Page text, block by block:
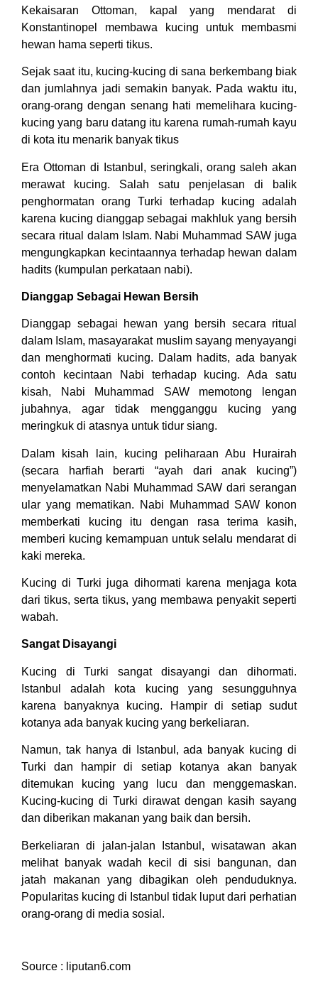
Kekaisaran Ottoman, kapal yang mendarat di
Konstantinopel membawa kucing untuk membasmi
hewan hama seperti tikus.
Sejak saat itu, kucing-kucing di sana berkembang biak
dan jumlahnya jadi semakin banyak. Pada waktu itu,
orang-orang dengan senang hati memelihara kucing-
kucing yang baru datang itu karena rumah-rumah kayu
di kota itu menarik banyak tikus
Era Ottoman di Istanbul, seringkali, orang saleh akan
merawat kucing. Salah satu penjelasan di balik
penghormatan orang Turki terhadap kucing adalah
karena kucing dianggap sebagai makhluk yang bersih
secara ritual dalam Islam. Nabi Muhammad SAW juga
mengungkapkan kecintaannya terhadap hewan dalam
hadits (kumpulan perkataan nabi).
Dianggap Sebagai Hewan Bersih
Dianggap sebagai hewan yang bersih secara ritual
dalam Islam, masayarakat muslim sayang menyayangi
dan menghormati kucing. Dalam hadits, ada banyak
contoh kecintaan Nabi terhadap kucing. Ada satu
kisah, Nabi Muhammad SAW memotong lengan
jubahnya, agar tidak mengganggu kucing yang
meringkuk di atasnya untuk tidur siang.
Dalam kisah lain, kucing peliharaan Abu Hurairah
(secara harfiah berarti “ayah dari anak kucing”)
menyelamatkan Nabi Muhammad SAW dari serangan
ular yang mematikan. Nabi Muhammad SAW konon
memberkati kucing itu dengan rasa terima kasih,
memberi kucing kemampuan untuk selalu mendarat di
kaki mereka.
Kucing di Turki juga dihormati karena menjaga kota
dari tikus, serta tikus, yang membawa penyakit seperti
wabah.
Sangat Disayangi
Kucing di Turki sangat disayangi dan dihormati.
Istanbul adalah kota kucing yang sesungguhnya
karena banyaknya kucing. Hampir di setiap sudut
kotanya ada banyak kucing yang berkeliaran.
Namun, tak hanya di Istanbul, ada banyak kucing di
Turki dan hampir di setiap kotanya akan banyak
ditemukan kucing yang lucu dan menggemaskan.
Kucing-kucing di Turki dirawat dengan kasih sayang
dan diberikan makanan yang baik dan bersih.
Berkeliaran di jalan-jalan Istanbul, wisatawan akan
melihat banyak wadah kecil di sisi bangunan, dan
jatah makanan yang dibagikan oleh penduduknya.
Popularitas kucing di Istanbul tidak luput dari perhatian
orang-orang di media sosial.
Source : liputan6.com